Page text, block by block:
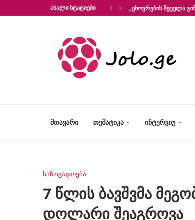
ᲐᲮᲐᲚᲘ ᲡᲢᲐᲢᲘᲔᲑᲘ „ᲪᲮᲝᲕᲠᲔᲑᲘᲡ ᲨᲔᲪᲕᲚᲐ
ᲛᲗᲐᲕᲐᲠᲘ ᲗᲔᲛᲐᲢᲘᲙᲐ ᲘᲜᲢᲔᲠᲕᲘᲣ
საზოგადოება
7 წლის ბავშვმა
დოლარი შეაგროვა